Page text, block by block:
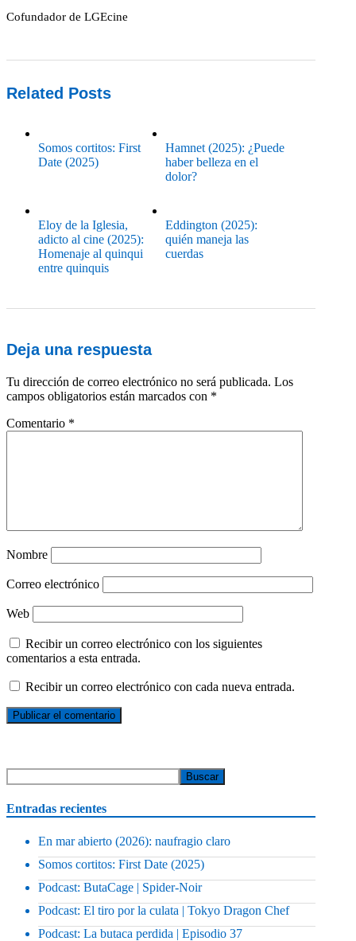
Cofundador de LGEcine
Related Posts
Somos cortitos: First
Date (2025)
Hamnet (2025): ¿Puede
haber belleza en el
dolor?
Eloy de la Iglesia,
adicto al cine (2025):
Homenaje al quinqui
entre quinquis
Eddington (2025):
quién maneja las
cuerdas
Deja una respuesta
Tu dirección de correo electrónico no será publicada. Los
campos obligatorios están marcados con *
Comentario *
Nombre
Correo electrónico
Web
Recibir un correo electrónico con los siguientes
comentarios a esta entrada.
Recibir un correo electrónico con cada nueva entrada.
Entradas recientes
En mar abierto (2026): naufragio claro
Somos cortitos: First Date (2025)
Podcast: ButaCage | Spider-Noir
Podcast: El tiro por la culata | Tokyo Dragon Chef
Podcast: La butaca perdida | Episodio 37